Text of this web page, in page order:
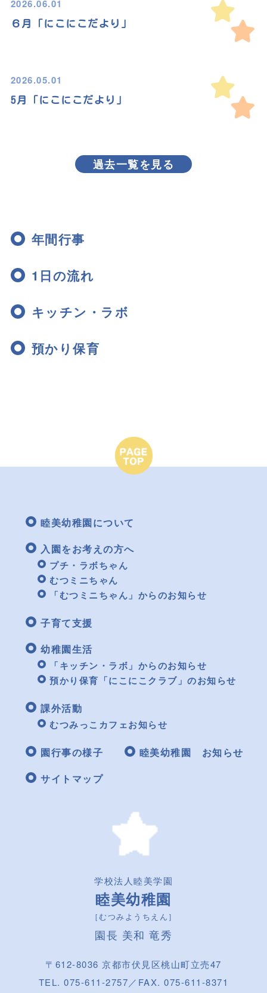
2026.06.01
６月「にこにこだより」
2026.05.01
5月「にこにこだより」
過去一覧を見る
年間行事
1日の流れ
キッチン・ラボ
預かり保育
睦美幼稚園について
入園をお考えの方へ
プチ・ラボちゃん
むつミニちゃん
「むつミニちゃん」からのお知らせ
子育て支援
幼稚園生活
「キッチン・ラボ」からのお知らせ
預かり保育「にこにこクラブ」のお知らせ
課外活動
むつみっこカフェお知らせ
園行事の様子
睦美幼稚園 お知らせ
サイトマップ
学校法人睦美学園
睦美幼稚園
［むつみようちえん］
園長 美和 竜秀
〒612-8036 京都市伏見区桃山町立売47
TEL. 075-611-2757／FAX. 075-611-8371